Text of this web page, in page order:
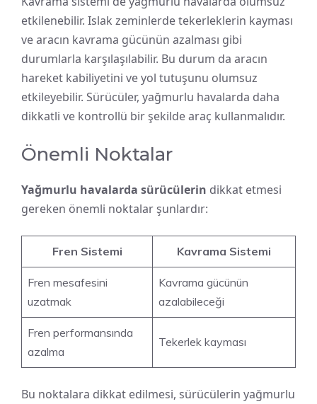
etkilenebilir. Islak zeminlerde tekerleklerin kayması
ve aracın kavrama gücünün azalması gibi
durumlarla karşılaşılabilir. Bu durum da aracın
hareket kabiliyetini ve yol tutuşunu olumsuz
etkileyebilir. Sürücüler, yağmurlu havalarda daha
dikkatli ve kontrollü bir şekilde araç kullanmalıdır.
Önemli Noktalar
Yağmurlu havalarda sürücülerin dikkat etmesi
gereken önemli noktalar şunlardır:
Fren Sistemi Kavrama Sistemi
Fren mesafesini
uzatmak
Kavrama gücünün
azalabileceği
Fren performansında
azalma
Tekerlek kayması
Bu noktalara dikkat edilmesi, sürücülerin yağmurlu